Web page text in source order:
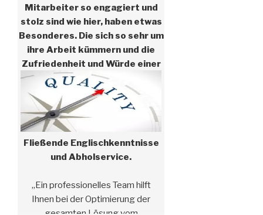
Mitarbeiter so engagiert und
stolz sind wie hier, haben etwas
Besonderes. Die sich so sehr um
ihre Arbeit kümmern und die
Zufriedenheit und Würde einer
gut gemachten Arbeit in den
Mittelpunkt stellen. #f #
Zuverlässiger Service
Fließende Englischkenntnisse
und Abholservice.
„Ein professionelles Team hilft
Ihnen bei der Optimierung der